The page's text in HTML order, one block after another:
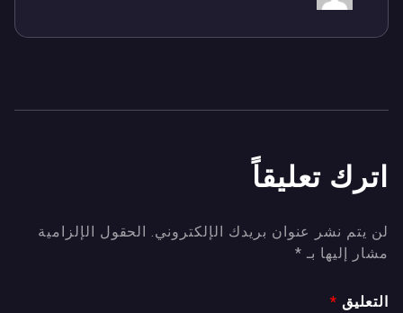
اترك تعليقاً
لن يتم نشر عنوان بريدك الإلكتروني. الحقول الإلزامية
مشار إليها بـ*
التعليق*